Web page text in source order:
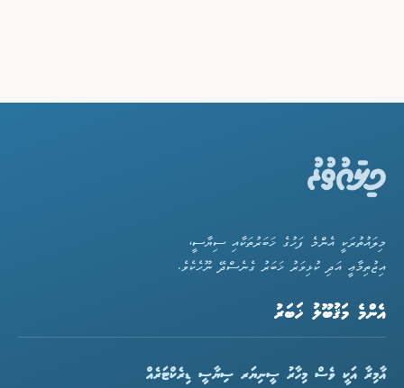
މިލައުތުރަކީ އެންމެ ފަހުގެ ޚަބަރުތަކާއި ސިޔާސީ،
އިޖުތިމާޢީ އަދި ކުޅިވަރު ޚަބަރު ގެނެސްދޭ ނޫހެކެވެ.
އެންމެ މަޤުބޫލު ޚަބަރު
އާމިރާ އަކީ ވެސް މިހާރު ސީނިޔަރ ސިޔާސީ ޑިރެކްޓަރެއް